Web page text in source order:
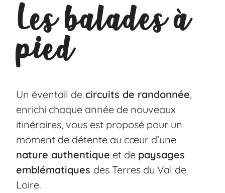
Les balades à
pied
Un éventail de circuits de randonnée,
enrichi chaque année de nouveaux
itinéraires, vous est proposé pour un
moment de détente au cœur d’une
nature authentique et de paysages
emblématiques des Terres du Val de
Loire.